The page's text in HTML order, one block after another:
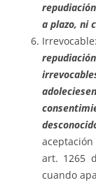
a plazo, ni
art. 1265
cuando